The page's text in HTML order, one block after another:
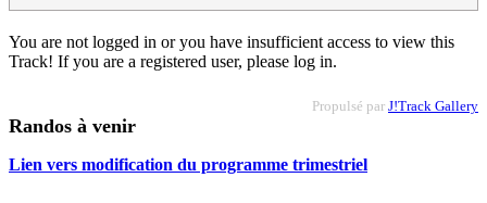
You are not logged in or you have insufficient access to view this
Track! If you are a registered user, please log in.
Propulsé par J!Track Gallery
Randos à venir
Lien vers modification du programme trimestriel